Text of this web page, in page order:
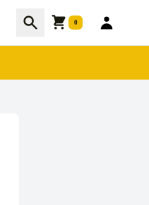
Recherche
Cart 0